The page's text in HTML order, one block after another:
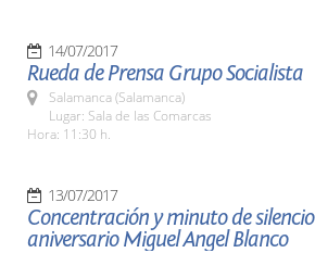
14/07/2017
Rueda de Prensa Grupo Socialista
Salamanca (Salamanca)
Lugar: Sala de las Comarcas
Hora: 11:30 h.
13/07/2017
Concentración y minuto de silencio
aniversario Miguel Angel Blanco